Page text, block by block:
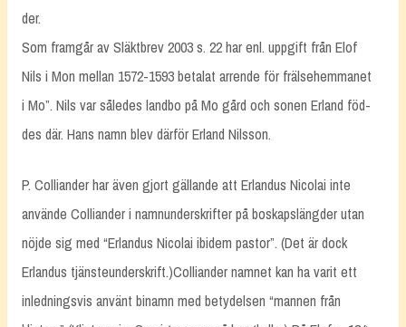
der.
Som framgår av Släktbrev 2003 s. 22 har enl. uppgift från Elof
Nils i Mon mellan 1572-1593 betalat arrende för frälsehemmanet
i Mo”. Nils var således landbo på Mo gård och sonen Erland föd-
des där. Hans namn blev därför Erland Nilsson.
P. Colliander har även gjort gällande att Erlandus Nicolai inte
använde Colliander i namnunderskrifter på boskapslängder utan
nöjde sig med “Erlandus Nicolai ibidem pastor”. (Det är dock
Erlandus tjänsteunderskrift.)Colliander namnet kan ha varit ett
inledningsvis använt binamn med betydelsen “mannen från